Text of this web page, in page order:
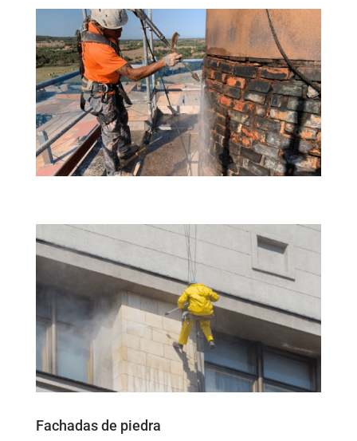
Fachadas de piedra